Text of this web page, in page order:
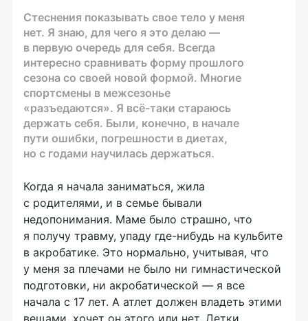
Стеснения показывать свое тело у меня
нет. Я знаю, для чего я это делаю —
в первую очередь для себя. Всегда
интересно сравнивать форму прошлого
сезона со своей новой формой. Многие
спортсмены в межсезонье
«разъедаются». Я всё-таки стараюсь
держать себя. Были, конечно, в начале
пути ошибки, погрешности в диетах,
но с годами научилась держаться.
Когда я начала заниматься, жила
с родителями, и в семье бывали
недопонимания. Маме было страшно, что
я получу травму, упаду где-нибудь на кульбите
в акробатике. Это нормально, учитывая, что
у меня за плечами не было ни гимнастической
подготовки, ни акробатической — я все
начала с 17 лет. А атлет должен владеть этими